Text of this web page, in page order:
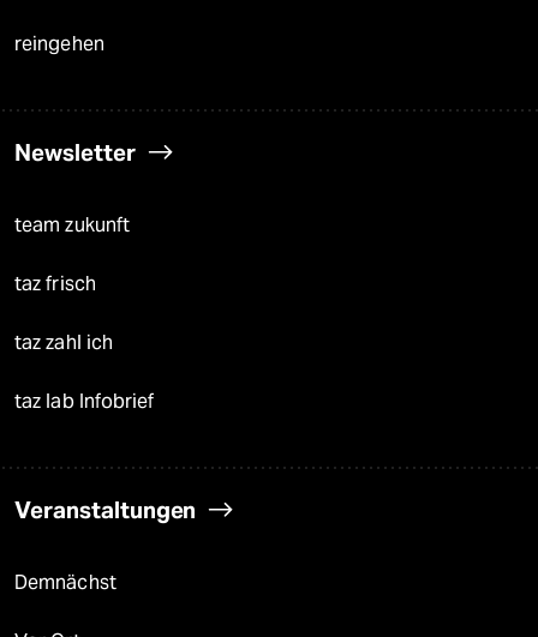
reingehen
Newsletter
team zukunft
taz frisch
taz zahl ich
taz lab Infobrief
Veranstaltungen
Demnächst